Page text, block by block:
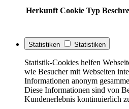
Herkunft Cookie Typ
Statistiken Statistiken
Statistik-Cookies helfen
wie Besucher mit Webseiten
Informationen anonym
Diese Informationen sind von
Kundenerlebnis kontinuierlich